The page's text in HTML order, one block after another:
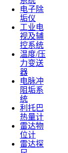
电子除
垢仪
工业电
视及辅
控系统
温度/压
力变送
器
电脉冲
阻垢系
统
利托巴
热量计
雷达物
位计
雷达探